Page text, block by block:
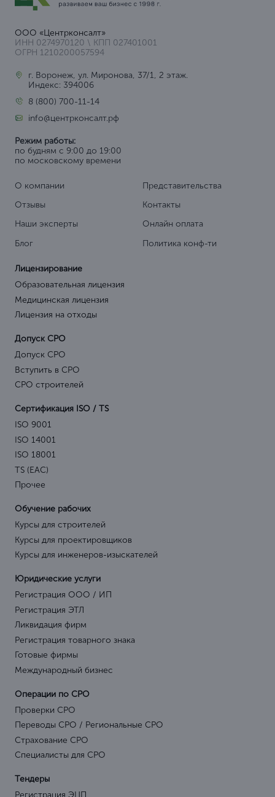
ООО «Центрконсалт»
ИНН 0274970120 \ КПП 027401001
ОГРН 1210200057594
г. Воронеж, ул. Миронова, 37/1, 2 этаж.
Индекс: 394006
8 (800) 700-11-14
info@центрконсалт.рф
Режим работы:
по будням с 9:00 до 19:00
по московскому времени
О компании
Отзывы
Наши эксперты
Блог
Представительства
Контакты
Онлайн оплата
Политика конф-ти
Лицензирование
Образовательная лицензия
Медицинская лицензия
Лицензия на отходы
Допуск СРО
Допуск СРО
Вступить в СРО
СРО строителей
Сертификация ISO / TS
ISO 9001
ISO 14001
ISO 18001
TS (EAC)
Прочее
Обучение рабочих
Курсы для строителей
Курсы для проектировщиков
Курсы для инженеров-изыскателей
Юридические услуги
Регистрация ООО / ИП
Регистрация ЭТЛ
Ликвидация фирм
Регистрация товарного знака
Готовые фирмы
Международный бизнес
Операции по СРО
Проверки СРО
Переводы СРО / Региональные СРО
Страхование СРО
Специалисты для СРО
Тендеры